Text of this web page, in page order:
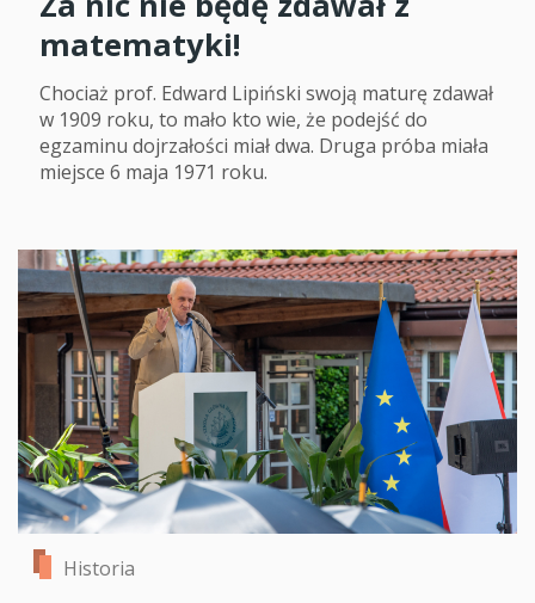
matematyki!
Chociaż prof. Edward Lipiński swoją maturę zdawał
w 1909 roku, to mało kto wie, że podejść do
egzaminu dojrzałości miał dwa. Druga próba miała
miejsce 6 maja 1971 roku.
Historia